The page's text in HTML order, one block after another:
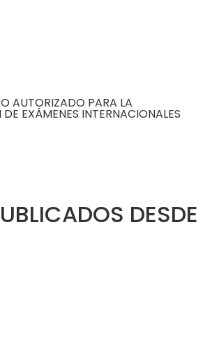
AUTORIZADO PARA LA
EXÁMENES INTERNACIONALES
DESDE